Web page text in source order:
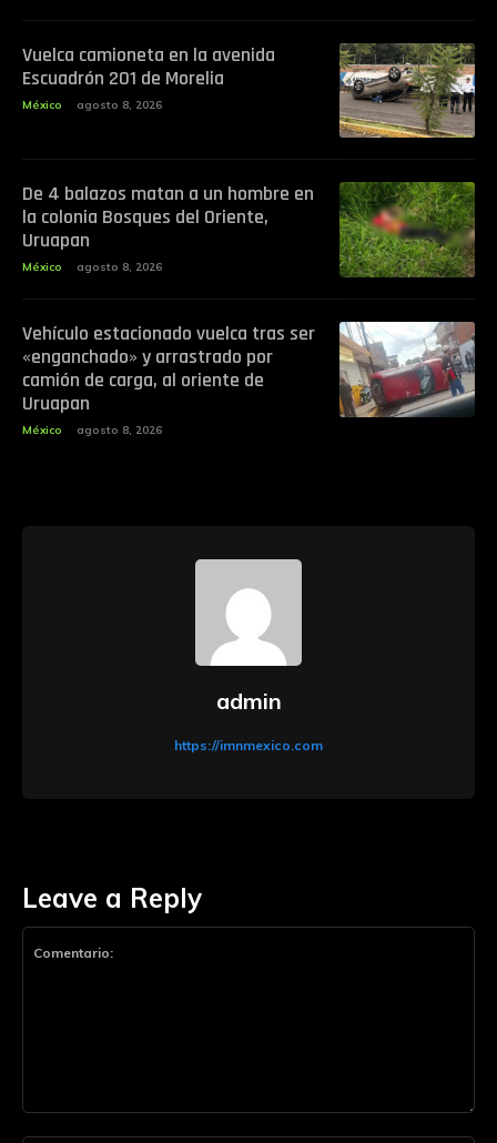
Vuelca camioneta en la avenida
Escuadrón 201 de Morelia
México agosto 8, 2026
De 4 balazos matan a un hombre en
la colonia Bosques del Oriente,
Uruapan
México agosto 8, 2026
Vehículo estacionado vuelca tras ser
«enganchado» y arrastrado por
camión de carga, al oriente de
Uruapan
México agosto 8, 2026
Leave a Reply
admin
https://imnmexico.com